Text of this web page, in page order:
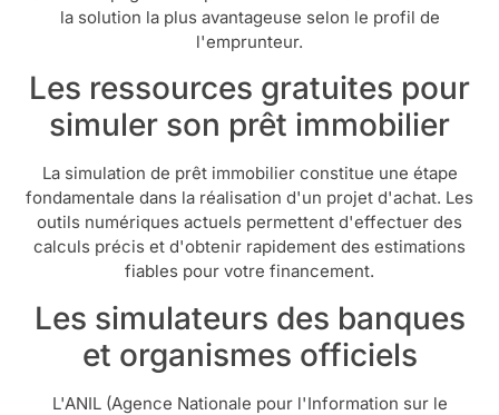
la solution la plus avantageuse selon le profil de
l'emprunteur.
Les ressources gratuites pour
simuler son prêt immobilier
La simulation de prêt immobilier constitue une étape
fondamentale dans la réalisation d'un projet d'achat. Les
outils numériques actuels permettent d'effectuer des
calculs précis et d'obtenir rapidement des estimations
fiables pour votre financement.
Les simulateurs des banques
et organismes officiels
L'ANIL (Agence Nationale pour l'Information sur le